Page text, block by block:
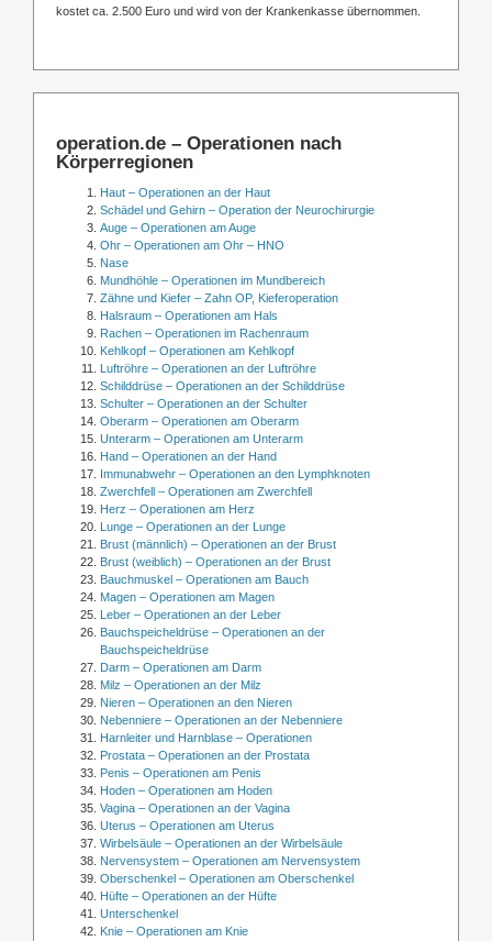
kostet ca. 2.500 Euro und wird von der Krankenkasse übernommen.
operation.de – Operationen nach
Körperregionen
Haut – Operationen an der Haut
Schädel und Gehirn – Operation der Neurochirurgie
Auge – Operationen am Auge
Ohr – Operationen am Ohr – HNO
Nase
Mundhöhle – Operationen im Mundbereich
Zähne und Kiefer – Zahn OP, Kieferoperation
Halsraum – Operationen am Hals
Rachen – Operationen im Rachenraum
Kehlkopf – Operationen am Kehlkopf
Luftröhre – Operationen an der Luftröhre
Schilddrüse – Operationen an der Schilddrüse
Schulter – Operationen an der Schulter
Oberarm – Operationen am Oberarm
Unterarm – Operationen am Unterarm
Hand – Operationen an der Hand
Immunabwehr – Operationen an den Lymphknoten
Zwerchfell – Operationen am Zwerchfell
Herz – Operationen am Herz
Lunge – Operationen an der Lunge
Brust (männlich) – Operationen an der Brust
Brust (weiblich) – Operationen an der Brust
Bauchmuskel – Operationen am Bauch
Magen – Operationen am Magen
Leber – Operationen an der Leber
Bauchspeicheldrüse – Operationen an der
Bauchspeicheldrüse
Darm – Operationen am Darm
Milz – Operationen an der Milz
Nieren – Operationen an den Nieren
Nebenniere – Operationen an der Nebenniere
Harnleiter und Harnblase – Operationen
Prostata – Operationen an der Prostata
Penis – Operationen am Penis
Hoden – Operationen am Hoden
Vagina – Operationen an der Vagina
Uterus – Operationen am Uterus
Wirbelsäule – Operationen an der Wirbelsäule
Nervensystem – Operationen am Nervensystem
Oberschenkel – Operationen am Oberschenkel
Hüfte – Operationen an der Hüfte
Unterschenkel
Knie – Operationen am Knie